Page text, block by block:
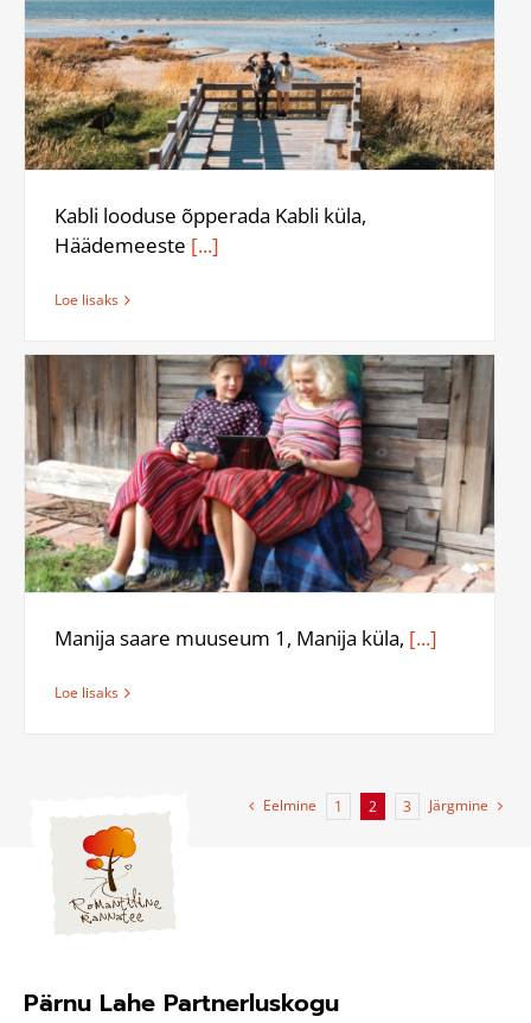
Kabli looduse õpperada Kabli küla,
Häädemeeste [...]
Loe lisaks
Manija saare muuseum 1, Manija küla, [...]
Loe lisaks
Eelmine 1 2 3 Järgmine
Pärnu Lahe Partnerluskogu